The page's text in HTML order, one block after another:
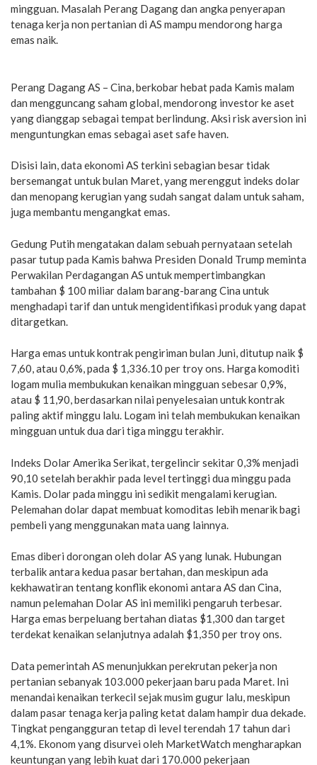
mingguan. Masalah Perang Dagang dan angka penyerapan
tenaga kerja non pertanian di AS mampu mendorong harga
emas naik.
Perang Dagang AS – Cina, berkobar hebat pada Kamis malam
dan mengguncang saham global, mendorong investor ke aset
yang dianggap sebagai tempat berlindung. Aksi risk aversion ini
menguntungkan emas sebagai aset safe haven.
Disisi lain, data ekonomi AS terkini sebagian besar tidak
bersemangat untuk bulan Maret, yang merenggut indeks dolar
dan menopang kerugian yang sudah sangat dalam untuk saham,
juga membantu mengangkat emas.
Gedung Putih mengatakan dalam sebuah pernyataan setelah
pasar tutup pada Kamis bahwa Presiden Donald Trump meminta
Perwakilan Perdagangan AS untuk mempertimbangkan
tambahan $ 100 miliar dalam barang-barang Cina untuk
menghadapi tarif dan untuk mengidentifikasi produk yang dapat
ditargetkan.
Harga emas untuk kontrak pengiriman bulan Juni, ditutup naik $
7,60, atau 0,6%, pada $ 1,336.10 per troy ons. Harga komoditi
logam mulia membukukan kenaikan mingguan sebesar 0,9%,
atau $ 11,90, berdasarkan nilai penyelesaian untuk kontrak
paling aktif minggu lalu. Logam ini telah membukukan kenaikan
mingguan untuk dua dari tiga minggu terakhir.
Indeks Dolar Amerika Serikat, tergelincir sekitar 0,3% menjadi
90,10 setelah berakhir pada level tertinggi dua minggu pada
Kamis. Dolar pada minggu ini sedikit mengalami kerugian.
Pelemahan dolar dapat membuat komoditas lebih menarik bagi
pembeli yang menggunakan mata uang lainnya.
Emas diberi dorongan oleh dolar AS yang lunak. Hubungan
terbalik antara kedua pasar bertahan, dan meskipun ada
kekhawatiran tentang konflik ekonomi antara AS dan Cina,
namun pelemahan Dolar AS ini memiliki pengaruh terbesar.
Harga emas berpeluang bertahan diatas $1,300 dan target
terdekat kenaikan selanjutnya adalah $1,350 per troy ons.
Data pemerintah AS menunjukkan perekrutan pekerja non
pertanian sebanyak 103.000 pekerjaan baru pada Maret. Ini
menandai kenaikan terkecil sejak musim gugur lalu, meskipun
dalam pasar tenaga kerja paling ketat dalam hampir dua dekade.
Tingkat pengangguran tetap di level terendah 17 tahun dari
4,1%. Ekonom yang disurvei oleh MarketWatch mengharapkan
keuntungan yang lebih kuat dari 170.000 pekerjaan